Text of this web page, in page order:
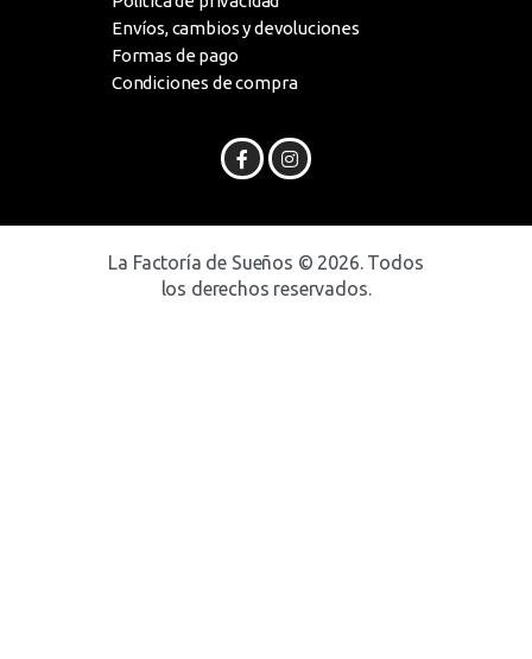
Envíos, cambios y devoluciones
Formas de pago
Condiciones de compra
La Factoría de Sueños © 2026. Todos
los derechos reservados.